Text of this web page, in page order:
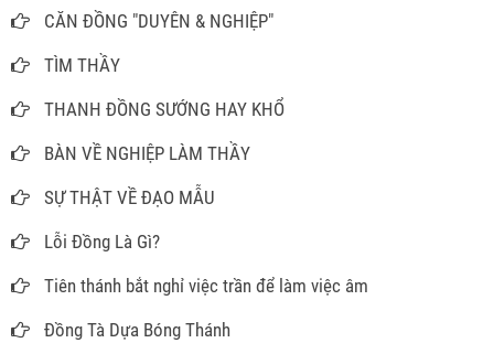
CĂN ĐỒNG "DUYÊN & NGHIỆP"
TÌM THẦY
THANH ĐỒNG SƯỚNG HAY KHỔ
BÀN VỀ NGHIỆP LÀM THẦY
SỰ THẬT VỀ ĐẠO MẪU
Lỗi Đồng Là Gì?
Tiên thánh bắt nghỉ việc trần để làm việc âm
Đồng Tà Dựa Bóng Thánh